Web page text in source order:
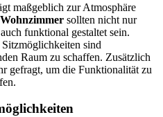
maßgeblich zur Atmosphäre
sollten nicht nur
funktional gestaltet sein.
sind
Raum zu schaffen. Zusätzlich
gefragt, um die Funktionalität zu